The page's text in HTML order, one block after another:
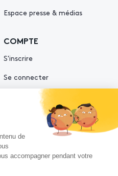
Espace presse & médias
COMPTE
S'inscrire
Se connecter